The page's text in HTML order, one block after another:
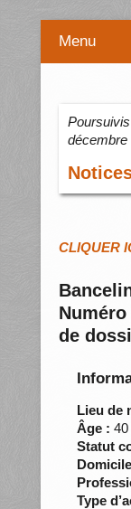
Menu
décembre
CLIQUER
de
Lieu de
Âge : 40
Statut
Type